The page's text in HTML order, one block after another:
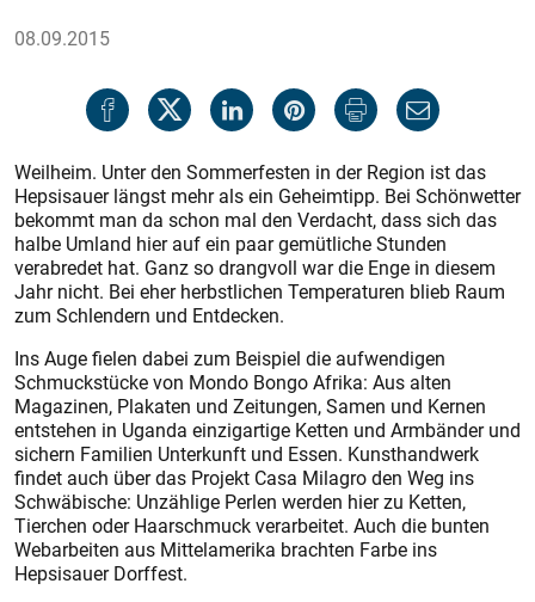
08.09.2015
Weilheim. Unter den Sommerfesten in der Region ist das
Hepsisauer längst mehr als ein Geheimtipp. Bei Schönwetter
bekommt man da schon mal den Verdacht, dass sich das
halbe Umland hier auf ein paar gemütliche Stunden
verabredet hat. Ganz so drangvoll war die Enge in diesem
Jahr nicht. Bei eher herbstlichen Temperaturen blieb Raum
zum Schlendern und Entdecken.
Ins Auge fielen dabei zum Beispiel die aufwendigen
Schmuckstücke von Mondo Bongo Afrika: Aus alten
Magazinen, Plakaten und Zeitungen, Samen und Kernen
entstehen in Uganda einzigartige Ketten und Armbänder und
sichern Familien Unterkunft und Essen. Kunsthandwerk
findet auch über das Projekt Casa Milagro den Weg ins
Schwäbische: Unzählige Perlen werden hier zu Ketten,
Tierchen oder Haarschmuck verarbeitet. Auch die bunten
Webarbeiten aus Mittelamerika brachten Farbe ins
Hepsisauer Dorffest.